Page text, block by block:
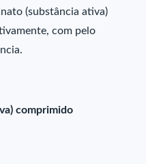
(substância ativa)
com pelo
comprimido